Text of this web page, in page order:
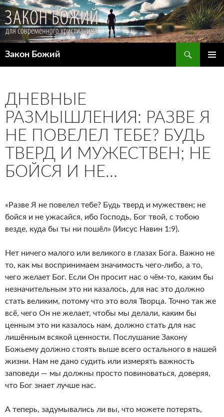
Закон Божий
ДНЕВНЫЕ
РАЗМЫШЛЕНИЯ: РАЗВЕ Я
НЕ ПОВЕЛЕЛ ТЕБЕ? БУДЬ
ТВЕРД И МУЖЕСТВЕН; НЕ
БОЙСЯ И НЕ…
«Разве Я не повелел тебе? Будь тверд и мужествен; не
бойся и не ужасайся, ибо Господь, Бог твой, с тобою
везде, куда бы ты ни пошёл» (Иисус Навин 1:9).
Нет ничего малого или великого в глазах Бога. Важно не
то, как мы воспринимаем значимость чего-либо, а то,
чего желает Бог. Если Он просит нас о чём-то, каким бы
незначительным это ни казалось, для нас это должно
стать великим, потому что это воля Творца. Точно так же
всё, чего Он не желает, чтобы мы делали, каким бы
ценным это ни казалось нам, должно стать для нас
лишённым всякой ценности. Послушание Закону
Божьему должно стоять выше всего остального в нашей
жизни. Нам не дано судить или измерять важность
заповеди — мы должны просто повиноваться, доверяя,
что Бог знает лучше нас.
А теперь, задумывались ли вы, что можете потерять,